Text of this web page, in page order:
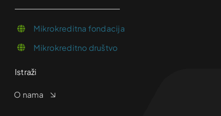
Mikrokreditna fondacija
Mikrokreditno društvo
Istraži
O nama